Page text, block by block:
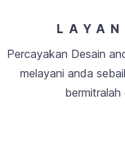
Percayakan Desain
melayani anda